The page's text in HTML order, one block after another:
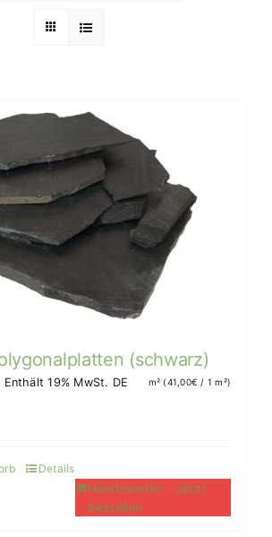
(schwarz)
Enthält 19% MwSt. DE m² (41,00€ / 1 m²)
Handmuster - Jetzt
bestellen
Details